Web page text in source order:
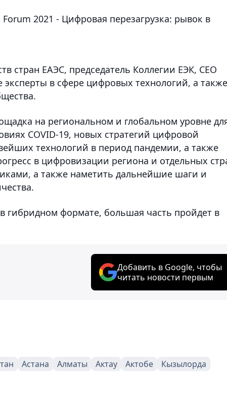
2021 - Цифровая перезагрузка: рывок в
стран ЕАЭС, председатель Коллегии ЕЭК, CEO
в сфере цифровых технологий, а также
на региональном и глобальном уровне
COVID-19, новых стратегий цифровой
технологий в период пандемии, а также
в цифровизации региона и отдельных
а также наметить дальнейшие шаги и
гибридном формате, большая часть пройдет в
Добавить в Google, чтобы
читать новости первым
Астана Алматы Актау Актобе
Кызылорда